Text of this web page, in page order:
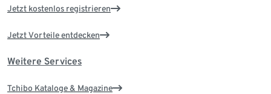
Jetzt kostenlos registrieren
Jetzt Vorteile entdecken
Weitere Services
Tchibo Kataloge & Magazine